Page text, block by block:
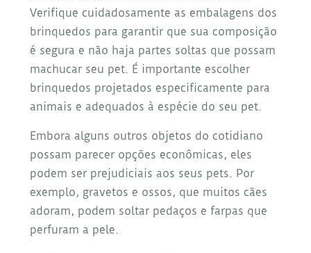
Verifique cuidadosamente as embalagens dos
brinquedos para garantir que sua composição
é segura e não haja partes soltas que possam
machucar seu pet. É importante escolher
brinquedos projetados especificamente para
animais e adequados à espécie do seu pet.
Embora alguns outros objetos do cotidiano
possam parecer opções econômicas, eles
podem ser prejudiciais aos seus pets. Por
exemplo, gravetos e ossos, que muitos cães
adoram, podem soltar pedaços e farpas que
perfuram a pele.